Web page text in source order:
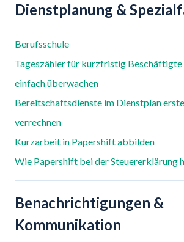
Dienstplanung &
Berufsschule
Tageszähler für kurzfristig
einfach überwachen
Bereitschaftsdienste im Dienstplan
verrechnen
Kurzarbeit in Papershift abbilden
Wie Papershift bei der Steuererklärung
Benachrichtigungen &
Kommunikation